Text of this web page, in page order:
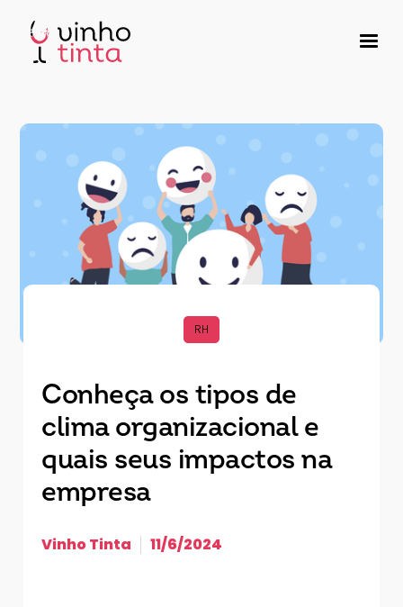
RH
Conheça os tipos de
clima organizacional e
quais seus impactos na
empresa
Vinho Tinta 11/6/2024